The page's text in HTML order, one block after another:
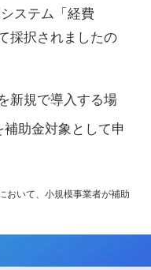
ステム「経費
採択されましたの
新規で導入する場
補助金対象として申
おいて、小規模事業者が補助